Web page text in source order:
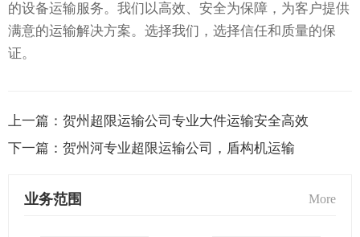
的设备运输服务。我们以高效、安全为保障，为客户提供
满意的运输解决方案。选择我们，选择信任和质量的保
证。
上一篇： 贺州超限运输公司专业大件运输安全高效
下一篇： 贺州河专业超限运输公司，盾构机运输
业务范围 More